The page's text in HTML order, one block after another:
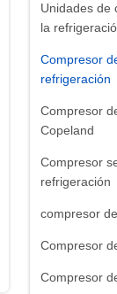
Unidades de
la
Compresor
refrigeración
Compresor
Copeland
Compresor
refrigeración
compresor
Compresor
Compresor